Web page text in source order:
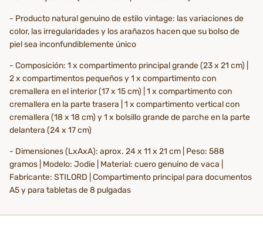
- Producto natural genuino de estilo vintage: las variaciones de
color, las irregularidades y los arañazos hacen que su bolso de
piel sea inconfundiblemente único
- Composición: 1 x compartimento principal grande (23 x 21 cm) |
2 x compartimentos pequeños y 1 x compartimento con
cremallera en el interior (17 x 15 cm) | 1 x compartimento con
cremallera en la parte trasera | 1 x compartimento vertical con
cremallera (18 x 18 cm) y 1 x bolsillo grande de parche en la parte
delantera (24 x 17 cm)
- Dimensiones (LxAxA): aprox. 24 x 11 x 21 cm | Peso: 588
gramos | Modelo: Jodie | Material: cuero genuino de vaca |
Fabricante: STILORD | Compartimento principal para documentos
A5 y para tabletas de 8 pulgadas